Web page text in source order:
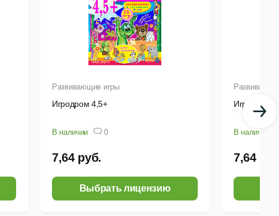
Развивающие игры
Игродром 4,5+
В наличии 0
7,64 руб.
Выбрать лицензию
Игродром
В наличии
7,64